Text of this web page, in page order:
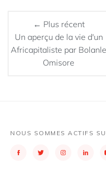
← Plus récent
Un aperçu de la vie d'un
Africapitaliste par Bolanle
Omisore
NOUS SOMMES ACTIFS